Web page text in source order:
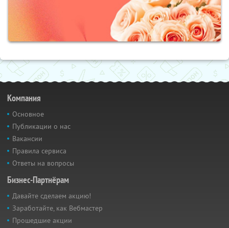
Компания
Основное
Публикации о нас
Вакансии
Правила сервиса
Ответы на вопросы
Бизнес-Партнёрам
Давайте сделаем акцию!
Заработайте, как Вебмастер
Прошедшие акции